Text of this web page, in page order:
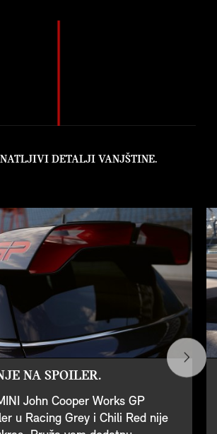
DETALJI VANJŠTINE.
NA SPOILER.
John Cooper Works GP
u Racing Grey i Chili Red nije